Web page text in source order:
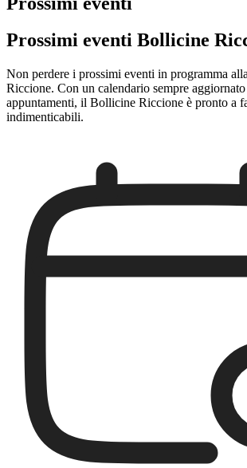
Prossimi eventi Bollicine
Non perdere i prossimi eventi in programma
Riccione. Con un calendario sempre
appuntamenti, il Bollicine Riccione è pronto a
indimenticabili.